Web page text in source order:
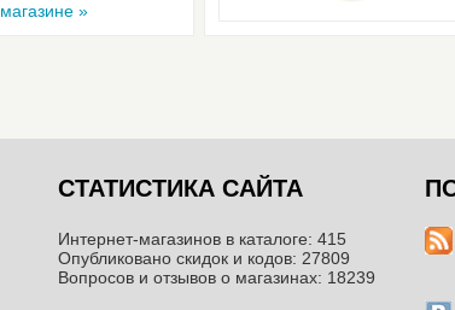
»
СТАТИСТИКА САЙТА
Интернет-магазинов в каталоге: 415
Опубликовано скидок и кодов: 27809
Вопросов и отзывов о магазинах: 18239